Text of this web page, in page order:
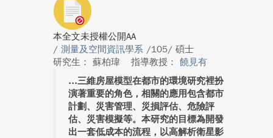
本全文未授權公開AA
/ 測量及空間資訊學系 /105/ 碩士
研究生： 蘇柏瑋
指導教授： 饒見有
三維房屋模型在都市的環境研究裡扮
演著重要的角色，相關的應用包含都市
計劃、災害管理、災損評估、危險評
估、災害模擬等。本研究的目標為開發
出一套低成本的流程，以高解析衛星影